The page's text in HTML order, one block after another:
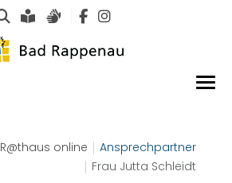
Suche
Leichte Sprache
Gebärdensprachen
R@thaus online
Ansprechpartner
Frau Jutta Schleidt